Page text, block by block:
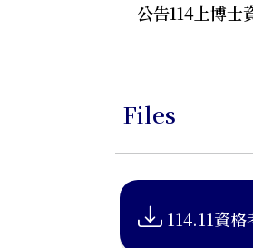
公告114上博士
Files
114.11資